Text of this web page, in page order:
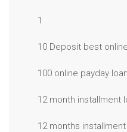
1
10 Deposit best
100 online payday loan
12 month installment
12 months